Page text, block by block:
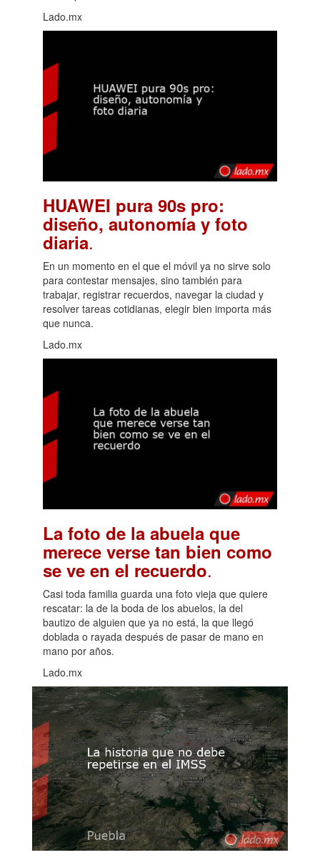
Lado.mx
HUAWEI pura 90s pro:
diseño, autonomía y foto
diaria.
En un momento en el que el móvil ya no sirve solo
para contestar mensajes, sino también para
trabajar, registrar recuerdos, navegar la ciudad y
resolver tareas cotidianas, elegir bien importa más
que nunca.
Lado.mx
La foto de la abuela que
merece verse tan bien como
se ve en el recuerdo.
Casi toda familia guarda una foto vieja que quiere
rescatar: la de la boda de los abuelos, la del
bautizo de alguien que ya no está, la que llegó
doblada o rayada después de pasar de mano en
mano por años.
Lado.mx